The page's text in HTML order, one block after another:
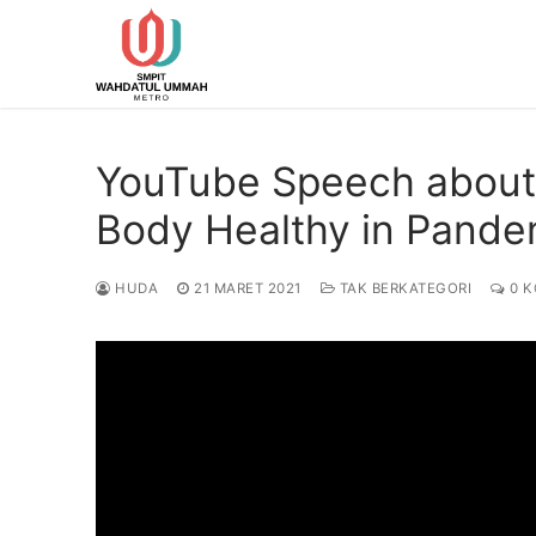
YouTube Speech
Body Healthy in
HUDA 21 MARET 2021 TAK BERKATEGORI 0